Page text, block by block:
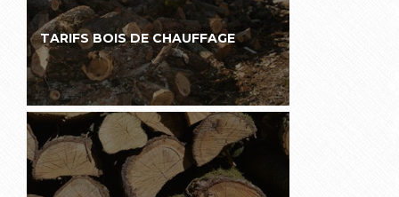
TARIFS BOIS DE CHAUFFAGE